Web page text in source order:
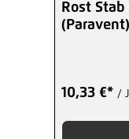
Rost
(Paravent)
10,33 €* /